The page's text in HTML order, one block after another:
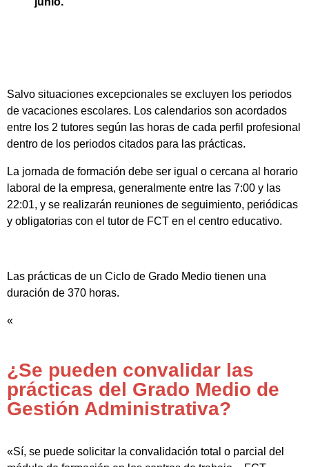
Salvo situaciones excepcionales se excluyen los periodos
de vacaciones escolares. Los calendarios son acordados
entre los 2 tutores según las horas de cada perfil profesional
dentro de los periodos citados para las prácticas.
La jornada de formación debe ser igual o cercana al horario
laboral de la empresa, generalmente entre las 7:00 y las
22:01, y se realizarán reuniones de seguimiento, periódicas
y obligatorias con el tutor de FCT en el centro educativo.
Las prácticas de un Ciclo de Grado Medio tienen una
duración de 370 horas.
«
¿Se pueden convalidar las
prácticas del Grado Medio de
Gestión Administrativa?
«Sí, se puede solicitar la convalidación total o parcial del